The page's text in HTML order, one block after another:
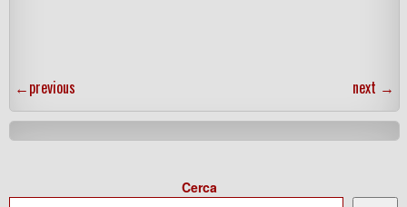
←previous next →
Cerca